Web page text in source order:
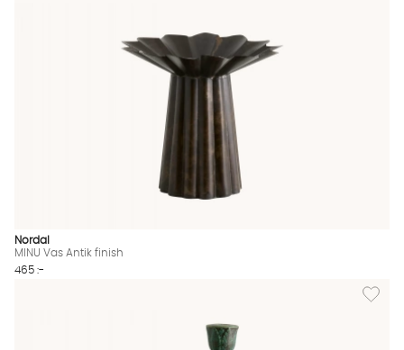
Nordal
MINU Vas Antik finish
465 :-
Lägg